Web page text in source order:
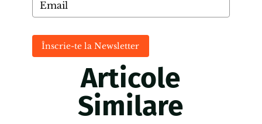
Înscrie-te la Newsletter
Articole
Similare